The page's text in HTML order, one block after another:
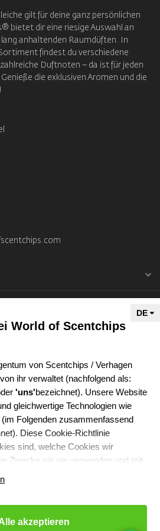
gilt für deine ganz persönlichen
bietet dir eine riesige Auswahl an
anhaltenden Raumdüften. In
findest du verschiedene
Duftnoten – da ist für jeden
die exklusiven Aromen und die
World of Scentchips
von Scentchips / Verhagen
ihr verwaltet (nachfolgend als:
'uns'bezeichnet). Unsere Website
gleichwertige Technologien wie
Folgenden zusammenfassend
Diese Cookie-Richtlinie
sind, welche Cookies wir
Zwecke wir sie verwenden und mit
zusammenarbeiten.
Computer oder Ihrem Handy
akzeptieren